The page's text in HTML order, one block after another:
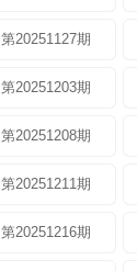
第20251127期
第20251203期
第20251208期
第20251211期
第20251216期